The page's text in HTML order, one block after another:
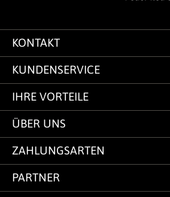
KONTAKT
KUNDENSERVICE
IHRE VORTEILE
ÜBER UNS
ZAHLUNGSARTEN
PARTNER